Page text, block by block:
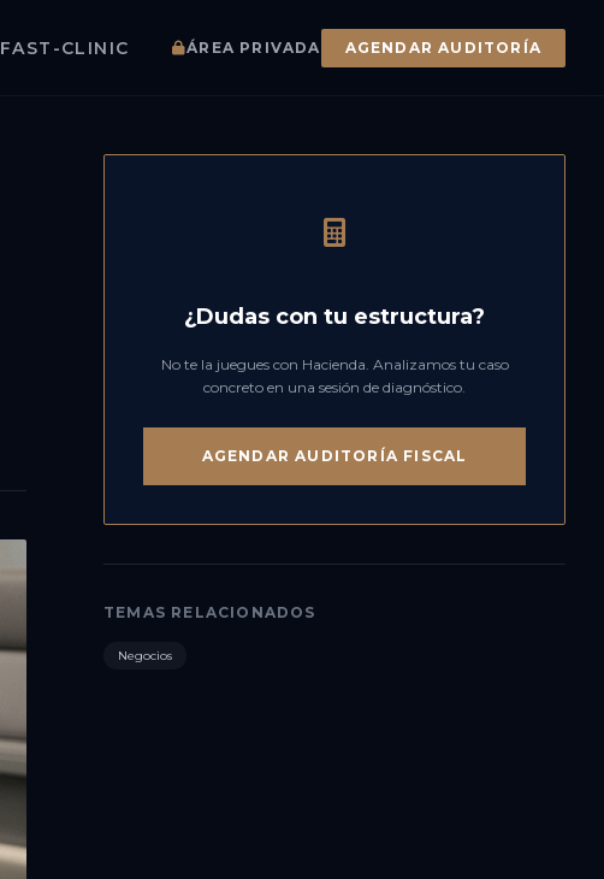
FAST-CLINIC ÁREA PRIVADA AGENDAR AUDITORÍA
¿Dudas con tu estructura?
No te la juegues con Hacienda. Analizamos tu caso
concreto en una sesión de diagnóstico.
AGENDAR AUDITORÍA FISCAL
TEMAS RELACIONADOS
Negocios